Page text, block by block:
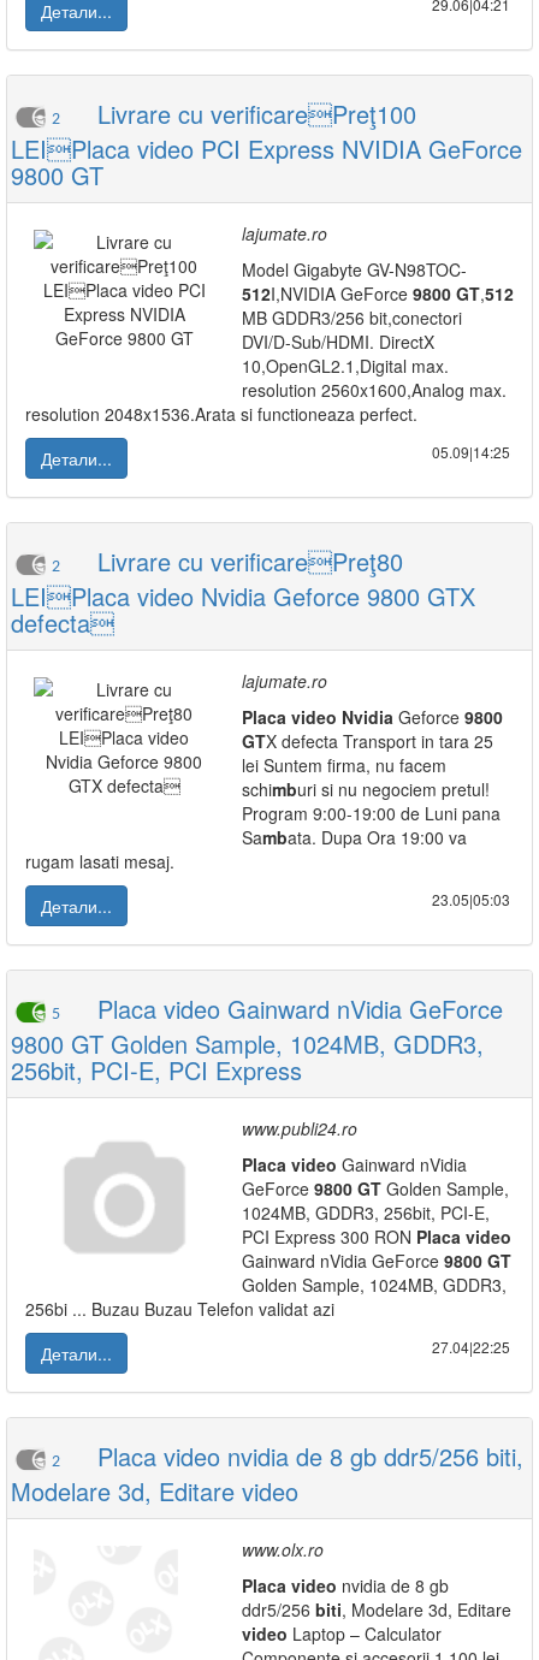
Детали...
29.06|04:21
2
Livrare cu verificarePreţ100
LEIPlaca video PCI Express NVIDIA GeForce
9800 GT
lajumate.ro
Model Gigabyte GV-N98TOC-
512I,NVIDIA GeForce 9800 GT,512
MB GDDR3/256 bit,conectori
DVI/D-Sub/HDMI. DirectX
10,OpenGL2.1,Digital max.
resolution 2560x1600,Analog max.
resolution 2048x1536.Arata si functioneaza perfect.
Детали...
05.09|14:25
2
Livrare cu verificarePreţ80
LEIPlaca video Nvidia Geforce 9800 GTX
defecta
lajumate.ro
Placa video Nvidia Geforce 9800
GTX defecta Transport in tara 25
lei Suntem firma, nu facem
schimburi si nu negociem pretul!
Program 9:00-19:00 de Luni pana
Sambata. Dupa Ora 19:00 va
rugam lasati mesaj.
Детали...
23.05|05:03
5
Placa video Gainward nVidia GeForce
9800 GT Golden Sample, 1024MB, GDDR3,
256bit, PCI-E, PCI Express
www.publi24.ro
Placa video Gainward nVidia
GeForce 9800 GT Golden Sample,
1024MB, GDDR3, 256bit, PCI-E,
PCI Express 300 RON Placa video
Gainward nVidia GeForce 9800 GT
Golden Sample, 1024MB, GDDR3,
256bi ... Buzau Buzau Telefon validat azi
Детали...
27.04|22:25
2
Placa video nvidia de 8 gb ddr5/256 biti,
Modelare 3d, Editare video
www.olx.ro
Placa video nvidia de 8 gb
ddr5/256 biti, Modelare 3d, Editare
video Laptop – Calculator